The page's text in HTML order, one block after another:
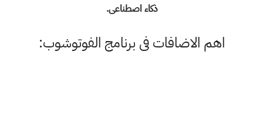
ذكاء اصطناعى.
اهم الاضافات فى برنامج الفوتوشوب: